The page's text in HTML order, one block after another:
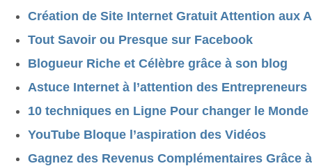
Création de Site Internet Gratuit Attention aux
Tout Savoir ou Presque sur Facebook
Blogueur Riche et Célèbre grâce à son blog
Astuce Internet à l’attention des Entrepreneurs
10 techniques en Ligne Pour changer le Monde
YouTube Bloque l’aspiration des Vidéos
Gagnez des Revenus Complémentaires Grâce